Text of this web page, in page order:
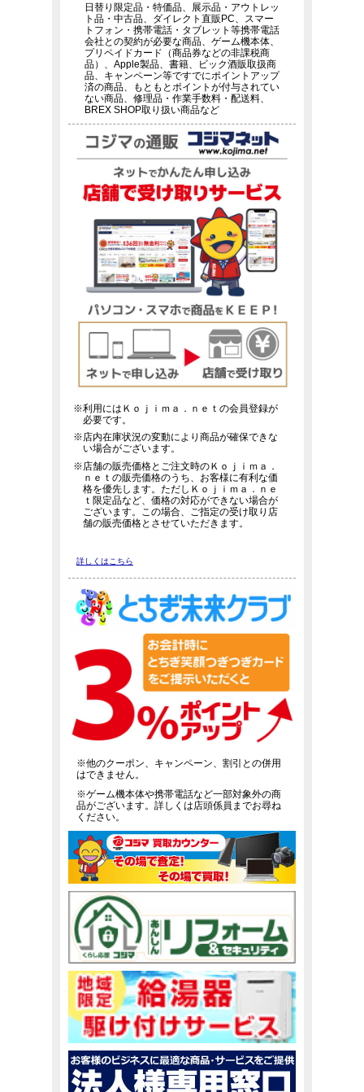
日替り限定品・特価品、展示品・アウトレッ
ト品・中古品、ダイレクト直販PC、スマー
トフォン・携帯電話・タブレット等携帯電話
会社との契約が必要な商品、ゲーム機本体、
プリペイドカード（商品券などの非課税商
品）、Apple製品、書籍、ビック酒販取扱商
品、キャンペーン等ですでにポイントアップ
済の商品、もともとポイントが付与されてい
ない商品、修理品・作業手数料・配送料、
BREX SHOP取り扱い商品など
※利用にはＫｏｊｉｍａ．ｎｅｔの会員登録が
必要です。
※店内在庫状況の変動により商品が確保できな
い場合がございます。
※店舗の販売価格とご注文時のＫｏｊｉｍａ．
ｎｅｔの販売価格のうち、お客様に有利な価
格を優先します。ただしＫｏｊｉｍａ．ｎｅ
ｔ限定品など、価格の対応ができない場合が
ございます。この場合、ご指定の受け取り店
舗の販売価格とさせていただきます。
詳しくはこちら
※他のクーポン、キャンペーン、割引との併用
はできません。
※ゲーム機本体や携帯電話など一部対象外の商
品がございます。詳しくは店頭係員までお尋ね
ください。